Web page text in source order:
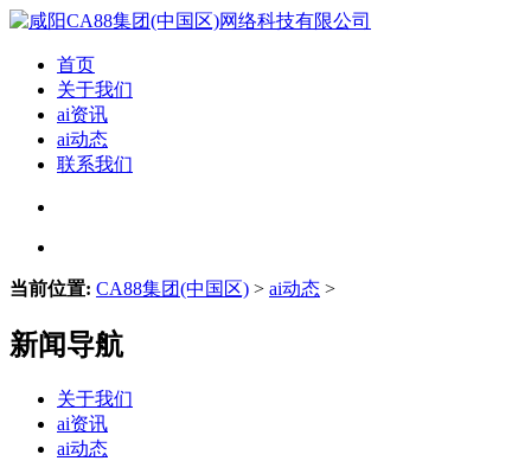
首页
关于我们
ai资讯
ai动态
联系我们
当前位置: CA88集团(中国区) > ai动态 >
新闻导航
关于我们
ai资讯
ai动态